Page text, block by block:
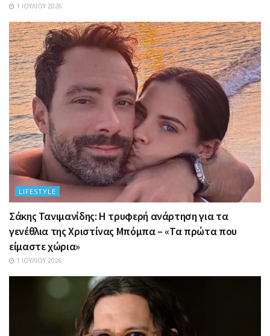
1 ΙΟΥΛΊΟΥ 2026
LIFESTYLE
Σάκης Τανιμανίδης: Η τρυφερή ανάρτηση για τα
γενέθλια της Χριστίνας Μπόμπα – «Τα πρώτα που
είμαστε χώρια»
1 ΙΟΥΛΊΟΥ 2026